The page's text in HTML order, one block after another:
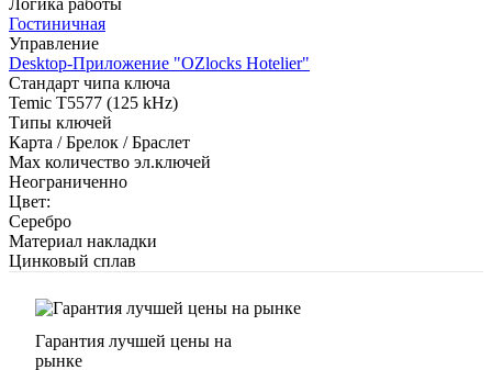
Гостиничная
Управление
Desktop-Приложение "OZlocks Hotelier"
Стандарт чипа ключа
Temic T5577 (125 kHz)
Типы ключей
Карта / Брелок / Браслет
Max количество эл.ключей
Неограниченно
Цвет:
Серебро
Материал накладки
Цинковый сплав
Гарантия лучшей цены на
рынке